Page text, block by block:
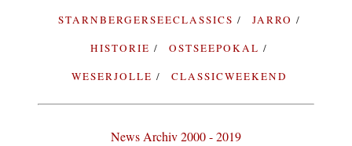
STARNBERGERSEECLASSICS
JARRO
HISTORIE
OSTSEEPOKAL
WESERJOLLE
CLASSICWEEKEND
News Archiv 2000 - 2019